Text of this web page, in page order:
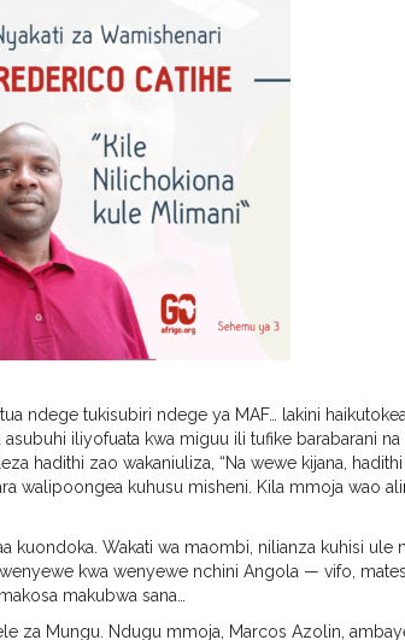
ndege tukisubiri ndege ya MAF… lakini
iliyofuata kwa miguu ili tufike barabarani na
hadithi zao wakaniuliza, “Na wewe kijana, hadithi
walipoongea kuhusu misheni. Kila mmoja wao
kuondoka. Wakati wa maombi, nilianza kuhisi ule
kwa wenyewe nchini Angola — vifo,
makubwa sana…
za Mungu. Ndugu mmoja, Marcos Azolin,